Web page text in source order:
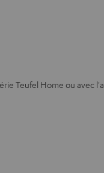
Teufel Home ou avec